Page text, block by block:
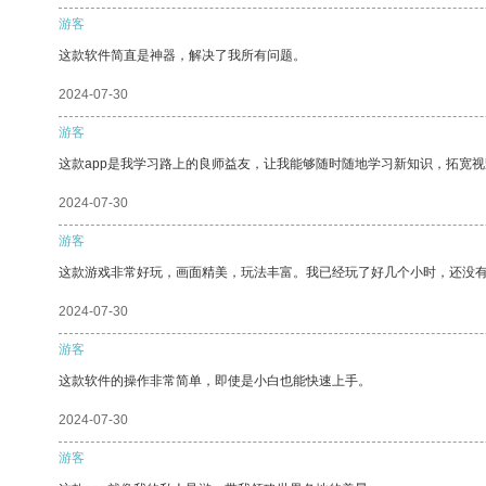
游客
这款软件简直是神器，解决了我所有问题。
2024-07-30
游客
这款app是我学习路上的良师益友，让我能够随时随地学习新知识，拓宽视
2024-07-30
游客
这款游戏非常好玩，画面精美，玩法丰富。我已经玩了好几个小时，还没有
2024-07-30
游客
这款软件的操作非常简单，即使是小白也能快速上手。
2024-07-30
游客